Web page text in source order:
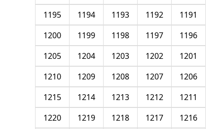
1191
1192
1193
1194
1195
1196
1197
1198
1199
1200
1201
1202
1203
1204
1205
1206
1207
1208
1209
1210
1211
1212
1213
1214
1215
1216
1217
1218
1219
1220